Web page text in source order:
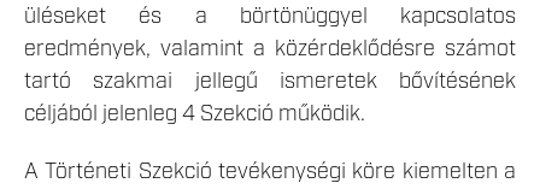
üléseket és a börtönüggyel kapcsolatos
eredmények, valamint a közérdeklődésre számot
tartó szakmai jellegű ismeretek bővítésének
céljából jelenleg 4 Szekció működik.
A Történeti Szekció tevékenységi köre kiemelten a